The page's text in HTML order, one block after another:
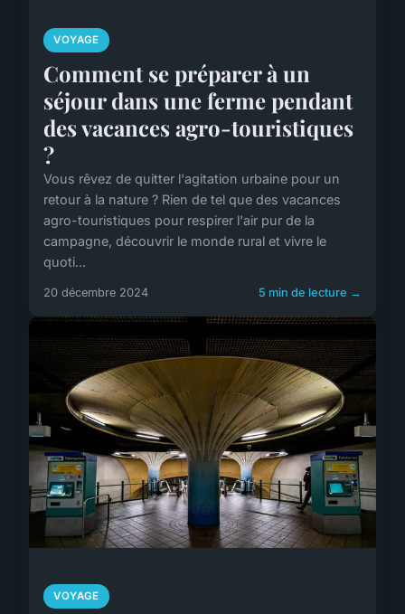
VOYAGE
Comment se préparer à un
séjour dans une ferme pendant
des vacances agro-touristiques
?
Vous rêvez de quitter l'agitation urbaine pour un
retour à la nature ? Rien de tel que des vacances
agro-touristiques pour respirer l'air pur de la
campagne, découvrir le monde rural et vivre le
quoti...
20 décembre 2024 5 min de lecture →
VOYAGE